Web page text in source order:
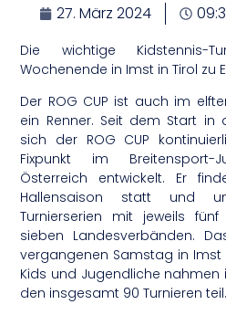
27. März 2024
Die wichtige Kidstennis-
Wochenende in Imst in Tirol zu
Der ROG CUP ist auch im
ein Renner. Seit dem Start in
sich der ROG CUP
Fixpunkt im Breitensport-
Österreich entwickelt. Er
Hallensaison statt und
Turnierserien mit jeweils
sieben Landesverbänden.
vergangenen Samstag in Imst
Kids und Jugendliche nahmen
den insgesamt 90 Turnieren teil.